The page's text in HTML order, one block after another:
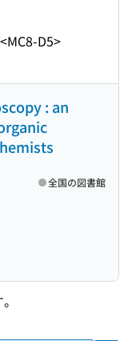
<MC8-D5>
: an
全国の図書館